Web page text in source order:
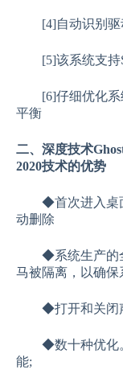
[4]自动识别驱
[5]该系统支持
[6]仔细优化系
平衡
二、深度技术
2020技术的优势
◆首次进入桌面
动删除
◆系统生产的全
马被隔离，以确保
◆打开和关闭声
◆数十种优化。
能;